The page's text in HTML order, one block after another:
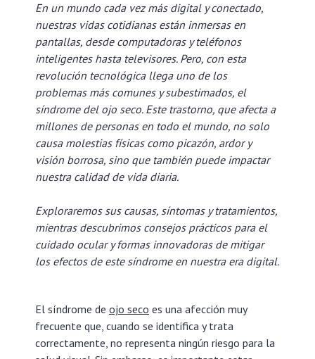
En un mundo cada vez más digital y conectado,
nuestras vidas cotidianas están inmersas en
pantallas, desde computadoras y teléfonos
inteligentes hasta televisores. Pero, con esta
revolución tecnológica llega uno de los
problemas más comunes y subestimados, el
síndrome del ojo seco. Este trastorno, que afecta a
millones de personas en todo el mundo, no solo
causa molestias físicas como picazón, ardor y
visión borrosa, sino que también puede impactar
nuestra calidad de vida diaria.
Exploraremos sus causas, síntomas y tratamientos,
mientras descubrimos consejos prácticos para el
cuidado ocular y formas innovadoras de mitigar
los efectos de este síndrome en nuestra era digital.
El síndrome de ojo seco es una afección muy
frecuente que, cuando se identifica y trata
correctamente, no representa ningún riesgo para la